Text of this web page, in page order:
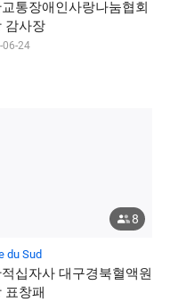
교통장애인사랑나눔협회
감사장
06-24
8
du Sud
적십자사 대 구경북혈액원
표창패